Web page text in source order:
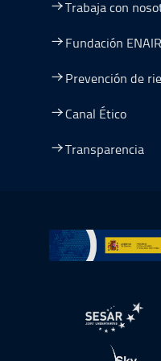
Trabaja con
Fundación
Prevención de
Canal Ético
Transparencia
Ir a Plan de
abre en